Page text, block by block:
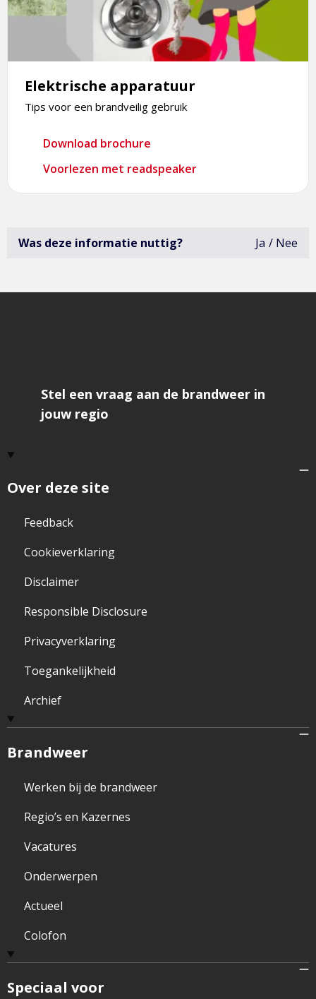
Elektrische apparatuur
Tips voor een brandveilig gebruik
Download brochure
Voorlezen met readspeaker
Was deze informatie nuttig? Ja Nee
Over deze site
Feedback
Cookieverklaring
Disclaimer
Responsible Disclosure
Privacyverklaring
Toegankelijkheid
Archief
Brandweer
Werken bij de brandweer
Regio’s en Kazernes
Vacatures
Onderwerpen
Actueel
Colofon
Speciaal voor
Stel een vraag aan de brandweer in
jouw regio